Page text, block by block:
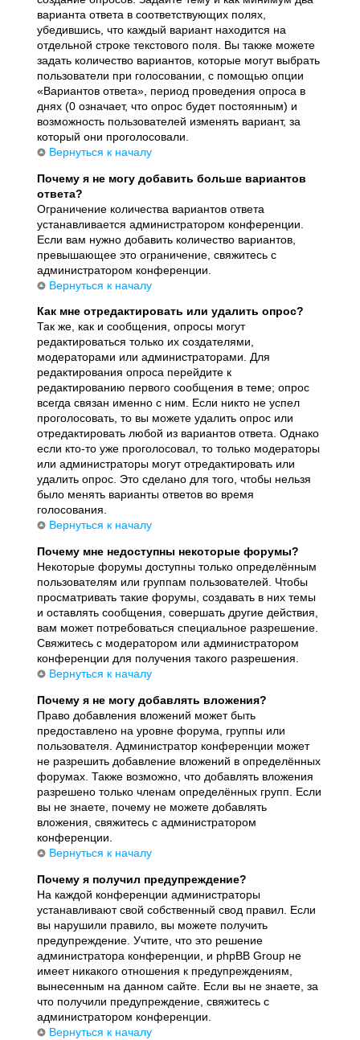
варианта ответа в соответствующих полях,
убедившись, что каждый вариант находится на
отдельной строке текстового поля. Вы также можете
задать количество вариантов, которые могут выбрать
пользователи при голосовании, с помощью опции
«Вариантов ответа», период проведения опроса в
днях (0 означает, что опрос будет постоянным) и
возможность пользователей изменять вариант, за
который они проголосовали.
Вернуться к началу
Почему я не могу добавить больше вариантов
ответа?
Ограничение количества вариантов ответа
устанавливается администратором конференции.
Если вам нужно добавить количество вариантов,
превышающее это ограничение, свяжитесь с
администратором конференции.
Вернуться к началу
Как мне отредактировать или удалить опрос?
Так же, как и сообщения, опросы могут
редактироваться только их создателями,
модераторами или администраторами. Для
редактирования опроса перейдите к
редактированию первого сообщения в теме; опрос
всегда связан именно с ним. Если никто не успел
проголосовать, то вы можете удалить опрос или
отредактировать любой из вариантов ответа. Однако
если кто-то уже проголосовал, то только модераторы
или администраторы могут отредактировать или
удалить опрос. Это сделано для того, чтобы нельзя
было менять варианты ответов во время
голосования.
Вернуться к началу
Почему мне недоступны некоторые форумы?
Некоторые форумы доступны только определённым
пользователям или группам пользователей. Чтобы
просматривать такие форумы, создавать в них темы
и оставлять сообщения, совершать другие действия,
вам может потребоваться специальное разрешение.
Свяжитесь с модератором или администратором
конференции для получения такого разрешения.
Вернуться к началу
Почему я не могу добавлять вложения?
Право добавления вложений может быть
предоставлено на уровне форума, группы или
пользователя. Администратор конференции может
не разрешить добавление вложений в определённых
форумах. Также возможно, что добавлять вложения
разрешено только членам определённых групп. Если
вы не знаете, почему не можете добавлять
вложения, свяжитесь с администратором
конференции.
Вернуться к началу
Почему я получил предупреждение?
На каждой конференции администраторы
устанавливают свой собственный свод правил. Если
вы нарушили правило, вы можете получить
предупреждение. Учтите, что это решение
администратора конференции, и phpBB Group не
имеет никакого отношения к предупреждениям,
вынесенным на данном сайте. Если вы не знаете, за
что получили предупреждение, свяжитесь с
администратором конференции.
Вернуться к началу